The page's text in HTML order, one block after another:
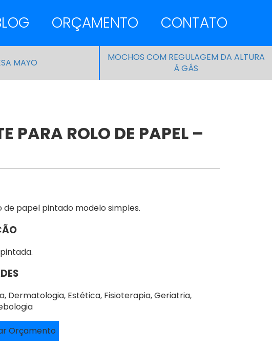
ORÇAMENTO CONTATO
MAYO
MOCHOS COM REGULAGEM DA ALTURA
À GÁS
PARA ROLO DE PAPEL –
de papel pintado modelo simples.
Dermatologia, Estética, Fisioterapia, Geriatria,
Orçamento